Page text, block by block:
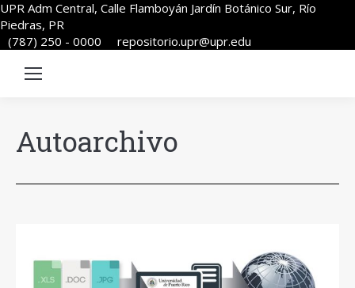
UPR Adm Central, Calle Flamboyán Jardín Botánico Sur, Río
Piedras, PR
(787) 250 - 0000
repositorio.upr@upr.edu
Autoarchivo